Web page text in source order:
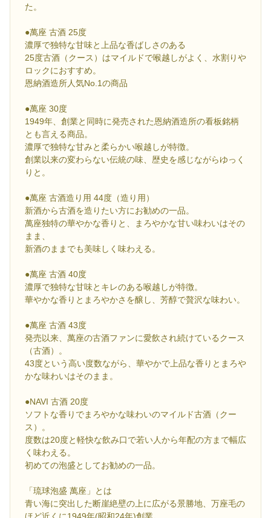
た。
●萬座 古酒 25度
濃厚で独特な甘味と上品な香ばしさのある
25度古酒（クース）はマイルドで喉越しがよく、水割りや
ロックにおすすめ。
恩納酒造所人気No.1の商品
●萬座 30度
1949年、創業と同時に発売された恩納酒造所の看板銘柄
とも言える商品。
濃厚で独特な甘みと柔らかい喉越しが特徴。
創業以来の変わらない伝統の味、歴史を感じながらゆっく
りと。
●萬座 古酒造り用 44度（造り用）
新酒から古酒を造りたい方にお勧めの一品。
萬座独特の華やかな香りと、まろやかな甘い味わいはその
まま、
新酒のままでも美味しく味わえる。
●萬座 古酒 40度
濃厚で独特な甘味とキレのある喉越しが特徴。
華やかな香りとまろやかさを醸し、芳醇で贅沢な味わい。
●萬座 古酒 43度
発売以来、萬座の古酒ファンに愛飲され続けているクース
（古酒）。
43度という高い度数ながら、華やかで上品な香りとまろや
かな味わいはそのまま。
●NAVI 古酒 20度
ソフトな香りでまろやかな味わいのマイルド古酒（クー
ス）。
度数は20度と軽快な飲み口で若い人から年配の方まで幅広
く味わえる。
初めての泡盛としてお勧めの一品。
「琉球泡盛 萬座」とは
青い海に突出した断崖絶壁の上に広がる景勝地、万座毛の